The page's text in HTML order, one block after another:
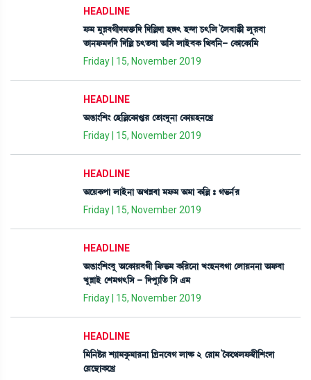
HEADLINE
ó¡³ ³åÄ¤Kãƒ³v¡û¡[ƒ [ƒ[Àƒà ÒU; Ò@ƒà W¡;[º íº¤àB¡ã ºå¹¤à
t¡à>ó¡³ƒ[ƒ [ƒ[À W¡;t¡¤à "[Î ºàÒü¤A¡ [=¤[>- ëA¡àìA¡à[³
Friday | 15, November 2019
HEADLINE
"R¡à}[Å} ëÒ[ÀìA¡àœ¡¹ ët¡à}ƒå>à ëA¡àÚÒ>ìJø
Friday | 15, November 2019
HEADLINE
"ìÚA¡šà ºàÒü>à "JÄ¤à ³ó¡³ "³à A¡[À – K®¡>¢¹
Friday | 15, November 2019
HEADLINE
"R¡à}[Å}¤å "ìA¡àÚ¤Kã [ó¡®¡³ A¡[¹ì>à J}Ò>¤Kà ëºàÚ>>à "ó¡¤à
JåÄàÒü ëÅ³K;[Î - [ƒšå¸[t¡ [Î &³
Friday | 15, November 2019
HEADLINE
[³[>Ê¡¹ Å¸à³Aå¡³à¹>à [Nø>ì¤K ºàÛ¡ 2 ë¹à³ íA¡ì=ºó¡´¬ã[Å}ƒà
ëÚì”‚àA¡ìJø